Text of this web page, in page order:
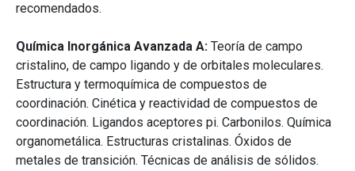
recomendados.
Química Inorgánica Avanzada A: Teoría de campo
cristalino, de campo ligando y de orbitales moleculares.
Estructura y termoquímica de compuestos de
coordinación. Cinética y reactividad de compuestos de
coordinación. Ligandos aceptores pi. Carbonilos. Química
organometálica. Estructuras cristalinas. Óxidos de
metales de transición. Técnicas de análisis de sólidos.